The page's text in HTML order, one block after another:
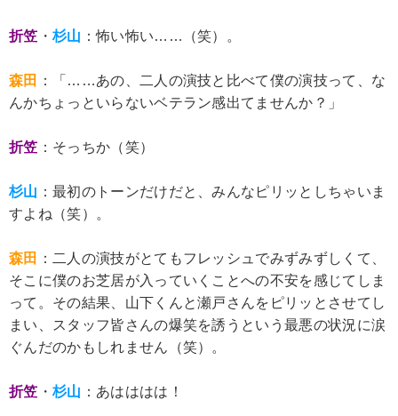
折笠 ・ 杉山 ：怖い怖い……（笑）。
森田
：「……あの、二人の演技と比べて僕の演技って、な
んかちょっといらないベテラン感出てませんか？」
折笠 ：そっちか（笑）
杉山 ：最初のトーンだけだと、みんなピリッとしちゃいま
すよね（笑）。
森田
：二人の演技がとてもフレッシュでみずみずしくて、
そこに僕のお芝居が入っていくことへの不安を感じてしま
って。その結果、山下くんと瀬戸さんをピリッとさせてし
まい、スタッフ皆さんの爆笑を誘うという最悪の状況に涙
ぐんだのかもしれません（笑）。
折笠 ・ 杉山 ：あはははは！